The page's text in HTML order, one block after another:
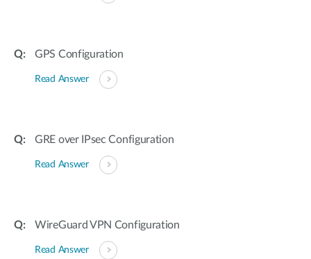
GPS Configuration
Read Answer
GRE over IPsec Configuration
Read Answer
WireGuard VPN Configuration
Read Answer